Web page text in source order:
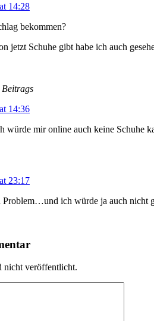
14:28
bekommen?
jetzt Schuhe gibt habe ich auch
14:36
würde mir online auch keine Schuhe
23:17
Problem…und ich würde ja auch nicht
nicht veröffentlicht.